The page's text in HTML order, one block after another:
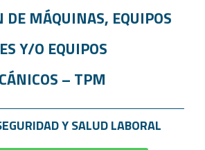
DE MÁQUINAS, EQUIPOS
Y/O EQUIPOS
– TPM
Y SALUD LABORAL